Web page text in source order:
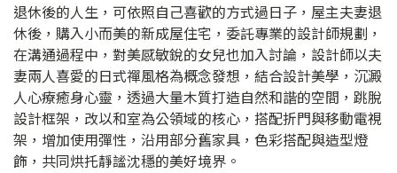
退休後的人生，可依照自己喜歡的方式過日子，屋主夫妻退
休後，購入小而美的新成屋住宅，委託專業的設計師規劃，
在溝通過程中，對美感敏銳的女兒也加入討論，設計師以夫
妻兩人喜愛的日式禪風格為概念發想，結合設計美學，沉澱
人心療癒身心靈，透過大量木質打造自然和諧的空間，跳脫
設計框架，改以和室為公領域的核心，搭配折門與移動電視
架，增加使用彈性，沿用部分舊家具，色彩搭配與造型燈
飾，共同烘托靜謐沈穩的美好境界。